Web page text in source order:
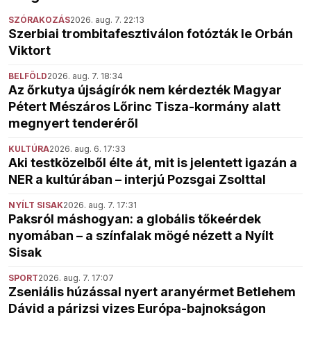
SZÓRAKOZÁS2026. aug. 7. 22:13
Szerbiai trombitafesztiválon fotózták le Orbán
Viktort
BELFÖLD2026. aug. 7. 18:34
Az őrkutya újságírók nem kérdezték Magyar
Pétert Mészáros Lőrinc Tisza-kormány alatt
megnyert tenderéről
KULTÚRA2026. aug. 6. 17:33
Aki testközelből élte át, mit is jelentett igazán a
NER a kultúrában – interjú Pozsgai Zsolttal
NYÍLT SISAK2026. aug. 7. 17:31
Paksról máshogyan: a globális tőkeérdek
nyomában – a színfalak mögé nézett a Nyílt
Sisak
SPORT2026. aug. 7. 17:07
Zseniális húzással nyert aranyérmet Betlehem
Dávid a párizsi vizes Európa-bajnokságon